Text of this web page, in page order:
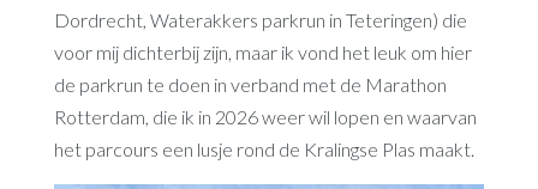
Dordrecht, Waterakkers parkrun in Teteringen) die
voor mij dichterbij zijn, maar ik vond het leuk om hier
de parkrun te doen in verband met de Marathon
Rotterdam, die ik in 2026 weer wil lopen en waarvan
het parcours een lusje rond de Kralingse Plas maakt.